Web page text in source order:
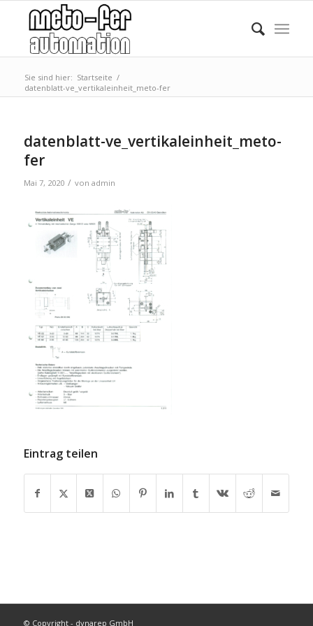
Sie sind hier: Startseite /
datenblatt-ve_vertikaleinheit_meto-fer
datenblatt-ve_vertikaleinheit_meto-
fer
Mai 7, 2020 / von admin
Eintrag teilen
© Copyright - dynarep GmbH